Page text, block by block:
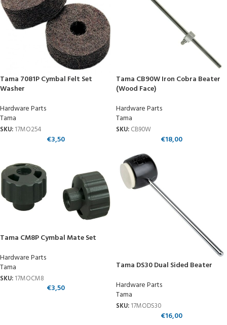
Tama 7081P Cymbal Felt Set
Washer
Hardware Parts
Tama
SKU: 17MO254
€3,50
Tama CB90W Iron Cobra Beater
(Wood Face)
Hardware Parts
Tama
SKU: CB90W
€18,00
Tama CM8P Cymbal Mate Set
Hardware Parts
Tama
SKU: 17MOCM8
€3,50
Tama DS30 Dual Sided Beater
Hardware Parts
Tama
SKU: 17MODS30
€16,00